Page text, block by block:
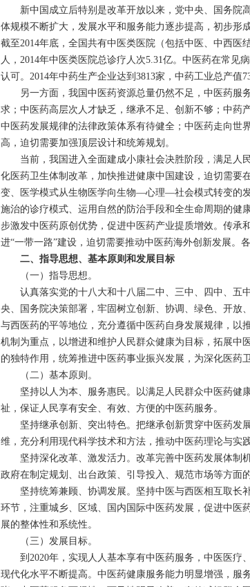
新中国成立后特别是改革开放以来，党中央、国务院
体规模不断扩大，发展水平和服务能力逐步提高，初步形
截至2014年底，全国共有中医类医院（包括中医、中西医
人，2014年中医类医院总诊疗人次5.31亿。中医药在常见
认可。2014年中药生产企业达到3813家，中药工业总产值
另一方面，我国中医药资源总量仍然不足，中医药服
求；中医药高层次人才缺乏，继承不足、创新不够；中药
中医药发展规律的法律政策体系有待健全；中医药走向世
高，迫切需要加强顶层设计和统筹规划。
当前，我国进入全面建成小康社会决胜阶段，满足人
化医药卫生体制改革，加快推进健康中国建设，迫切需要
变、医学模式从生物医学向生物—心理—社会模式转变的
施治的诊疗模式、运用自然的防治手段和全生命周期的健
步激发中医药原创优势，促进中医药产业提质增效。传承
进“一带一路”建设，迫切需要推动中医药海外创新发展。
二、指导思想、基本原则和发展目标
（一）指导思想。
认真落实党的十八大和十八届二中、三中、四中、五中
央、国务院决策部署，牢固树立创新、协调、绿色、开放
与西医药的平等地位，充分遵循中医药自身发展规律，以
机制为重点，以增进和维护人民群众健康为目标，拓展中
的独特作用，统筹推进中医药事业振兴发展，为深化医药
（二）基本原则。
坚持以人为本、服务惠民。以满足人民群众中医药健
祉，保证人民享有安全、有效、方便的中医药服务。
坚持继承创新、突出特色。把继承创新贯穿中医药发
维，充分利用现代科学技术和方法，推动中医药理论与实
坚持深化改革、激发活力。改革完善中医药发展体制
政府在制定规划、出台政策、引导投入、规范市场等方面
坚持统筹兼顾、协调发展。坚持中医与西医相互取长
环节，注重城乡、区域、国内国际中医药发展，促进中医
展的整体性和系统性。
（三）发展目标。
到2020年，实现人人基本享有中医药服务，中医医疗
现代化水平不断提高。中医药健康服务能力明显增强，服